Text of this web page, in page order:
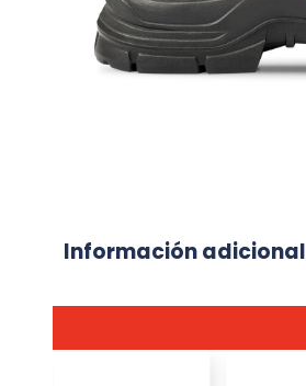
Información adicional